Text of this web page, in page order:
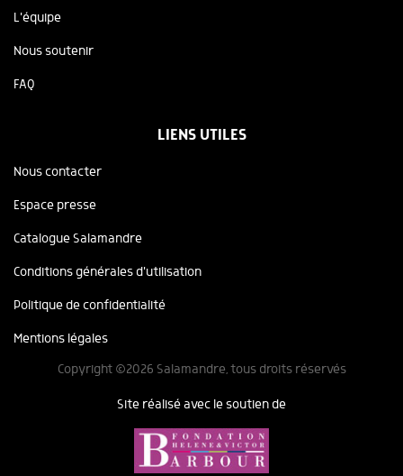
L'équipe
Nous soutenir
FAQ
LIENS UTILES
Nous contacter
Espace presse
Catalogue Salamandre
Conditions générales d'utilisation
Politique de confidentialité
Mentions légales
Copyright ©2026 Salamandre, tous droits réservés
Site réalisé avec le soutien de